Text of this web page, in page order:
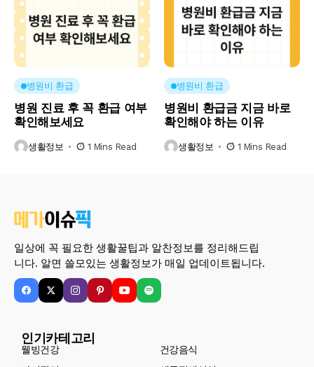
병원비 환급
병원 진료 후 꼭 환급 여부
확인해보세요
생활정보 1 Mins Read
병원비 환급
병원비 환급금 지금 바로
확인해야 하는 이유
생활정보 1 Mins Read
일상에 꼭 필요한 생활꿀팁과 알찬정보를 정리해드립
니다. 알면 쓸모있는 생활정보가 매일 업데이트됩니다.
인기카테고리
웰빙건강
건강음식